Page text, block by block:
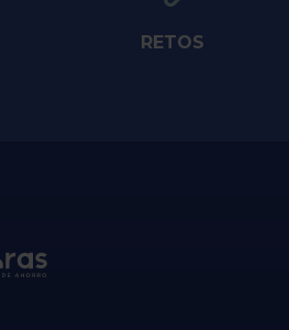
RETOS